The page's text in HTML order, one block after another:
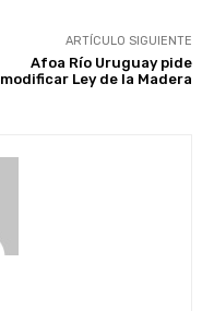
ARTÍCULO SIGUIENTE
Afoa Río Uruguay pide
modificar Ley de la Madera